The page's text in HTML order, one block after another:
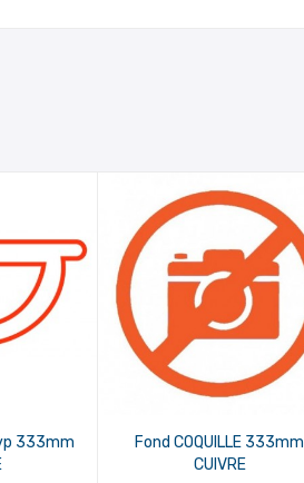
333mm
Fond COQUILLE 333mm
CUIVRE